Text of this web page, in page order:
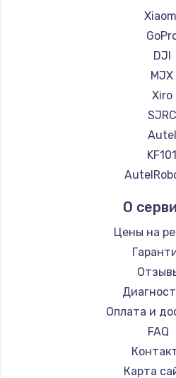
900
Замена регулятора
900 руб.
Замена
Замена
1200 руб.
Замена
1500 руб.
DJI
MJX
Xiro
SJRC
Autel
KF101
О
Цены на
Оплата и
FAQ
Карта